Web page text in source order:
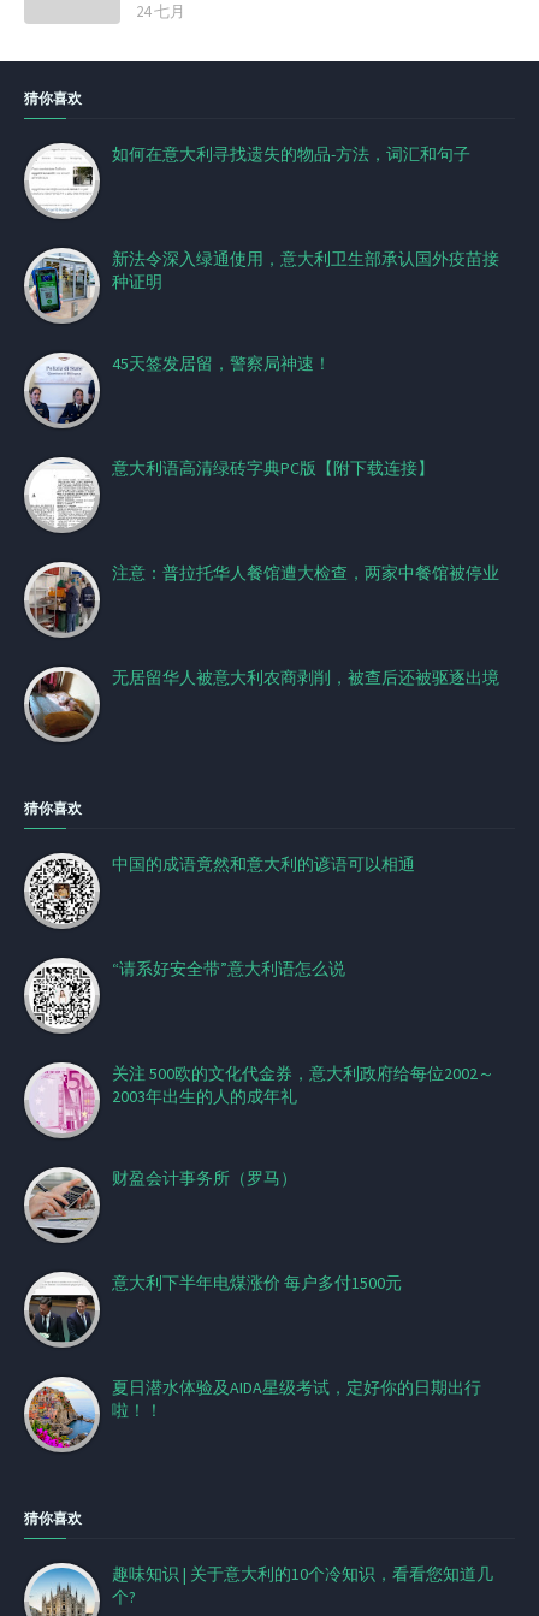
24 七月
猜你喜欢
如何在意大利寻找遗失的物品-方法，词汇和句子
新法令深入绿通使用，意大利卫生部承认国外疫苗接
种证明
45天签发居留，警察局神速！
意大利语高清绿砖字典PC版【附下载连接】
注意：普拉托华人餐馆遭大检查，两家中餐馆被停业
无居留华人被意大利农商剥削，被查后还被驱逐出境
猜你喜欢
中国的成语竟然和意大利的谚语可以相通
“请系好安全带”意大利语怎么说
关注 500欧的文化代金券，意大利政府给每位2002～
2003年出生的人的成年礼
财盈会计事务所（罗马）
意大利下半年电煤涨价 每户多付1500元
夏日潜水体验及AIDA星级考试，定好你的日期出行
啦！！
猜你喜欢
趣味知识 | 关于意大利的10个冷知识，看看您知道几
个?